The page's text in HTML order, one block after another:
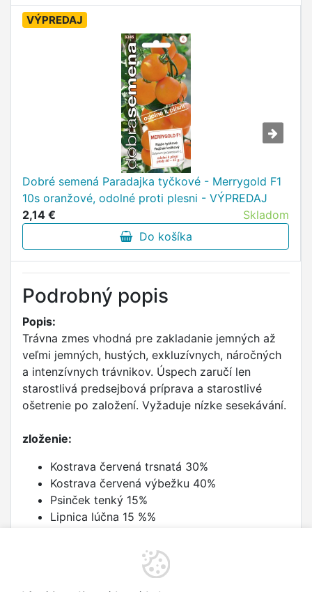
VÝPREDAJ
Dobré semená Paradajka tyčkové - Merrygold F1
10s oranžové, odolné proti plesni - VÝPREDAJ
2,14 €
Skladom
Do košíka
Podrobný popis
Popis:
Trávna zmes vhodná pre zakladanie jemných až
veľmi jemných, hustých, exkluzívnych, náročných
a intenzívnych trávnikov. Úspech zaručí len
starostlivá predsejbová príprava a starostlivé
ošetrenie po založení. Vyžaduje nízke sesekávání.
zloženie:
Kostrava červená trsnatá 30%
Kostrava červená výbežku 40%
Psinček tenký 15%
Lipnica lúčna 15 %%
1 kg na 50 m2. Hĺbka siatie je 0,5 - 1 cm. Pekný